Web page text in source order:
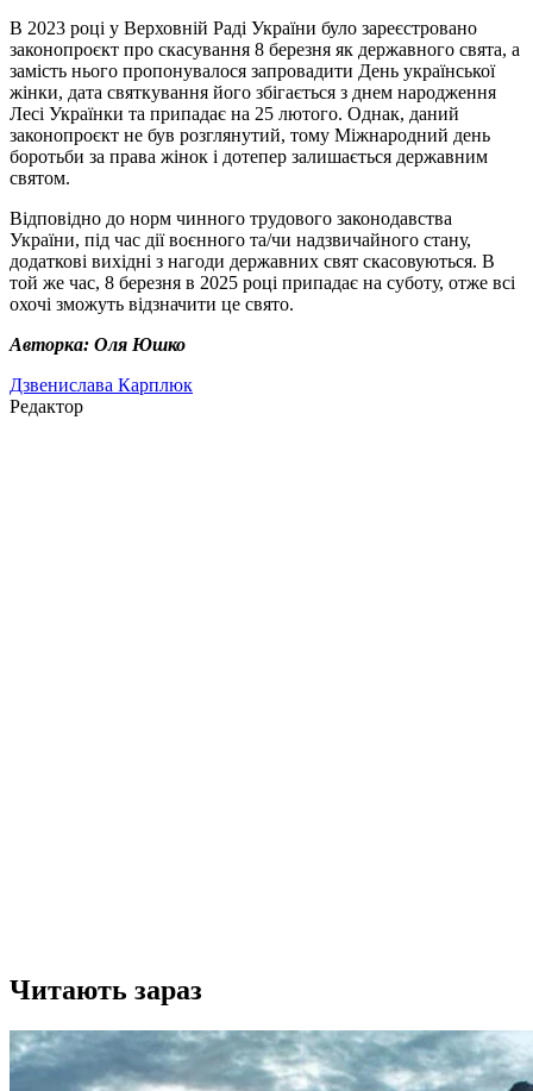
В 2023 році у Верховній Раді України було зареєстровано
законопроєкт про скасування 8 березня як державного свята, а
замість нього пропонувалося запровадити День української
жінки, дата святкування його збігається з днем народження
Лесі Українки та припадає на 25 лютого. Однак, даний
законопроєкт не був розглянутий, тому Міжнародний день
боротьби за права жінок і дотепер залишається державним
святом.
Відповідно до норм чинного трудового законодавства
України, під час дії воєнного та/чи надзвичайного стану,
додаткові вихідні з нагоди державних свят скасовуються. В
той же час, 8 березня в 2025 році припадає на суботу, отже всі
охочі зможуть відзначити це свято.
Авторка: Оля Юшко
Дзвенислава Карплюк
Редактор
Читають зараз